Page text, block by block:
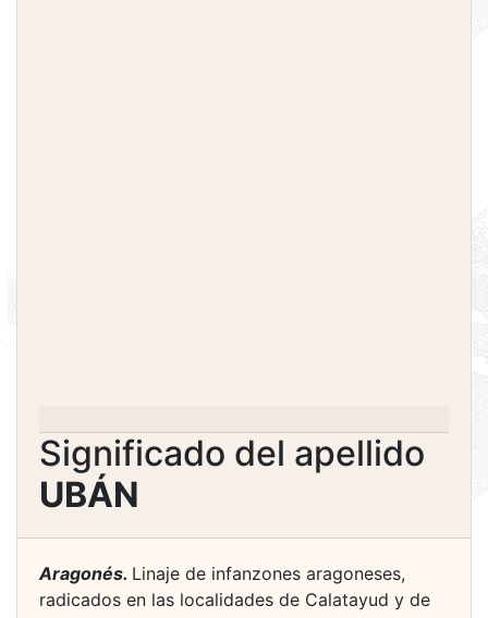
Significado del apellido
UBÁN
Aragonés. Linaje de infanzones aragoneses,
radicados en las localidades de Calatayud y de